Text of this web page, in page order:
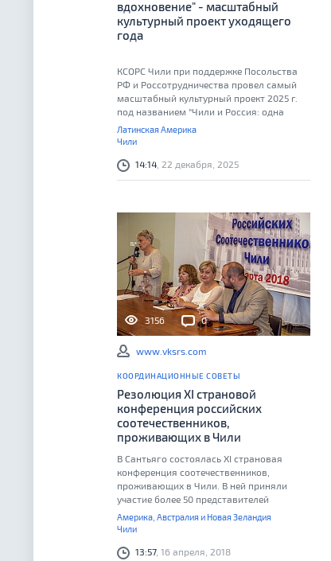
вдохновение" - масштабный
культурный проект уходящего
года
КСОРС Чили при поддержке Посольства
РФ и Россотрудничества провел самый
масштабный культурный проект 2025 г.
под названием "Чили и Россия: одна
душа- одно вдохновение"
Латинская Америка
Чили
14:14 , 22 декабря, 2025
3156 0
www.vksrs.com
КООРДИНАЦИОННЫЕ СОВЕТЫ
Резолюция XI страновой
конференция российских
соотечественников,
проживающих в Чили
В Сантьяго состоялась XI страновая
конференция соотечественников,
проживающих в Чили. В ней приняли
участие более 50 представителей
общины, общественных организаций
соотечественников из различных городов
резолюция.
Америка, Австралия и Новая Зеландия
Чили
13:57, 16 апреля, 2018